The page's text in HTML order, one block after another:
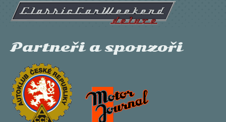
Partneři a sponzoři